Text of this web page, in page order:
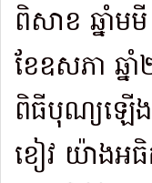
ពិសាខ ឆ្នាំ
ខែឧសភា ឆ្ន
ពិធីបុណ្យឡើង
ខៀវ យ៉ាងអធិ